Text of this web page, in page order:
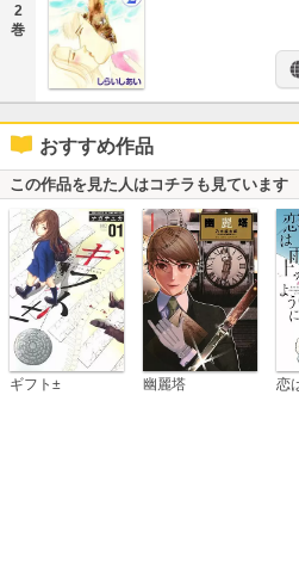
2
巻
おすすめ作品
この作品を見た人はコチラも見ています
ギフト± 幽麗塔